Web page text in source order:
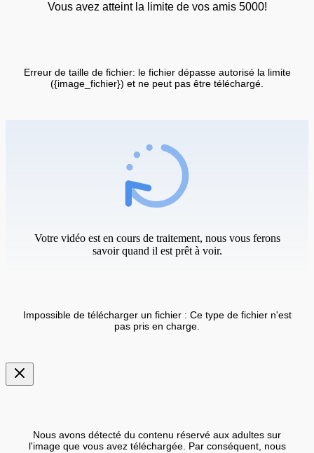
Vous avez atteint la limite de vos amis 5000!
Erreur de taille de fichier: le fichier dépasse autorisé la limite
({image_fichier}) et ne peut pas être téléchargé.
Votre vidéo est en cours de traitement, nous vous ferons
savoir quand il est prêt à voir.
Impossible de télécharger un fichier : Ce type de fichier n'est
pas pris en charge.
Nous avons détecté du contenu réservé aux adultes sur
l'image que vous avez téléchargée. Par conséquent, nous